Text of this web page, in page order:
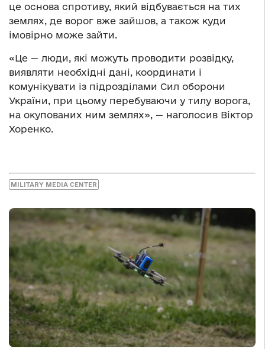
це основа спротиву, який відбувається на тих
землях, де ворог вже зайшов, а також куди
імовірно може зайти.
«Це — люди, які можуть проводити розвідку,
виявляти необхідні дані, координати і
комунікувати із підрозділами Сил оборони
України, при цьому перебуваючи у тилу ворога,
на окупованих ним землях», — наголосив Віктор
Хоренко.
MILITARY MEDIA CENTER